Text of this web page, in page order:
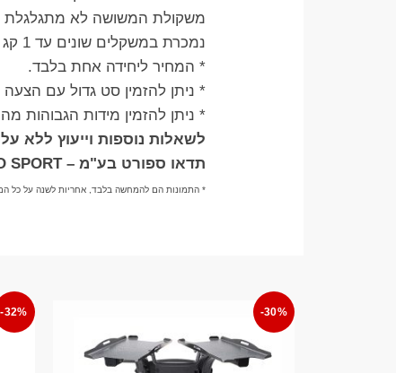
משקולת המשושה לא מתגלגלת
נמכרת במשקלים שונים עד 1 קג עד 60 קג לפי מלאי, וניתן להזמין משקל מיוחד מעל 60 קג , ליצור קשר בוואטצאפ 055.8961155
* המחיר ליחידה אחת בלבד.
* ניתן להזמין סט גדול עם
* ניתן להזמין מידות הגבוהות
לשאלות נוספות וייעוץ ללא עלות
תדאו ספורט בע"מ – TADDEO SPORT
* התמונות הם להמחשה בלבד, אחריות לשנה על כל
-30%
-32%